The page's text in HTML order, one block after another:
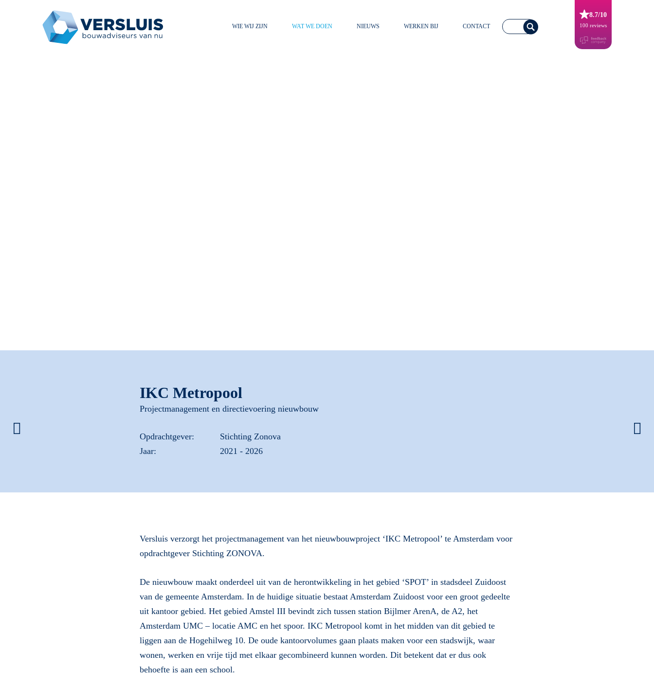
WIE WIJ ZIJN WAT WE DOEN NIEUWS WERKEN BIJ CONTACT
8.7/10
100 reviews
IKC Metropool
Projectmanagement en directievoering nieuwbouw
Opdrachtgever:
Stichting Zonova
Jaar:
2021 - 2026
Versluis verzorgt het projectmanagement van het nieuwbouwproject ‘IKC Metropool’ te Amsterdam voor
opdrachtgever Stichting ZONOVA.
De nieuwbouw maakt onderdeel uit van de herontwikkeling in het gebied ‘SPOT’ in stadsdeel Zuidoost
van de gemeente Amsterdam. In de huidige situatie bestaat Amsterdam Zuidoost voor een groot gedeelte
uit kantoor gebied. Het gebied Amstel III bevindt zich tussen station Bijlmer ArenA, de A2, het
Amsterdam UMC – locatie AMC en het spoor. IKC Metropool komt in het midden van dit gebied te
liggen aan de Hogehilweg 10. De oude kantoorvolumes gaan plaats maken voor een stadswijk, waar
wonen, werken en vrije tijd met elkaar gecombineerd kunnen worden. Dit betekent dat er dus ook
behoefte is aan een school.